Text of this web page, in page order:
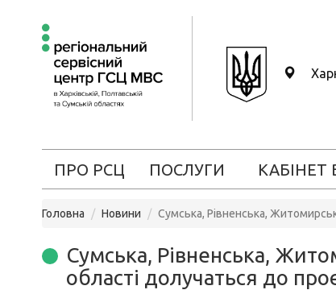
ПРО РСЦ ПОСЛУГИ КАБІНЕТ
Головна Новини Сумська, Рівненська,
Сумська, Рівненська,
області долучаться до